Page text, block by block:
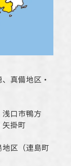
、真備地区・
浅口市鴨方
矢掛町
地区（連島町